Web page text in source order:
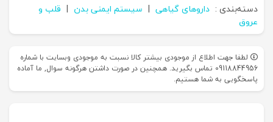
دسته‌بندی : داروهای گیاهی | سیستم ایمنی بدن | قلب و
عروق
لطفا جهت اطلاع از موجودی بیشتر کالا نسبت به موجودی وبسایت با شماره
09118844956 تماس بگیرید. همچنین در صورت داشتن هرگونه سوال, ما آماده
پاسخگویی به شما هستیم.